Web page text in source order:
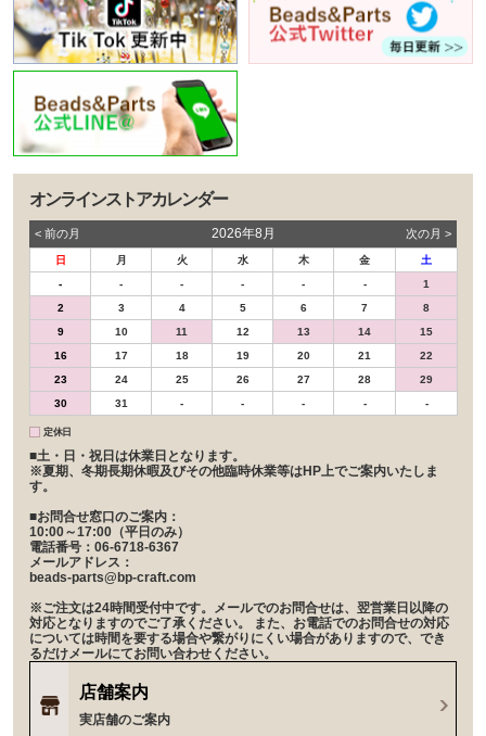
オンラインストアカレンダー
< 前の⽉ 2026年8月 次の⽉ >
日 月 火 水 木 金
土
-
- - - - -
1
2
3 4 5 6 7
8
9
10 11 12 13 14
15
16
17 18 19 20 21
22
23
24 25 26 27 28
29
30
31 - - - - -
定休日
■土・日・祝日は休業日となります。
※夏期、冬期長期休暇及びその他臨時休業等はHP上でご案内いたしま
す。
■お問合せ窓口のご案内：
10:00～17:00（平日のみ）
電話番号：06-6718-6367
メールアドレス：
beads-parts@bp-craft.com
※ご注文は24時間受付中です。メールでのお問合せは、翌営業日以降の
対応となりますのでご了承ください。 また、お電話でのお問合せの対応
については時間を要する場合や繋がりにくい場合がありますので、でき
るだけメールにてお問い合わせください。
店舗案内
実店舗のご案内